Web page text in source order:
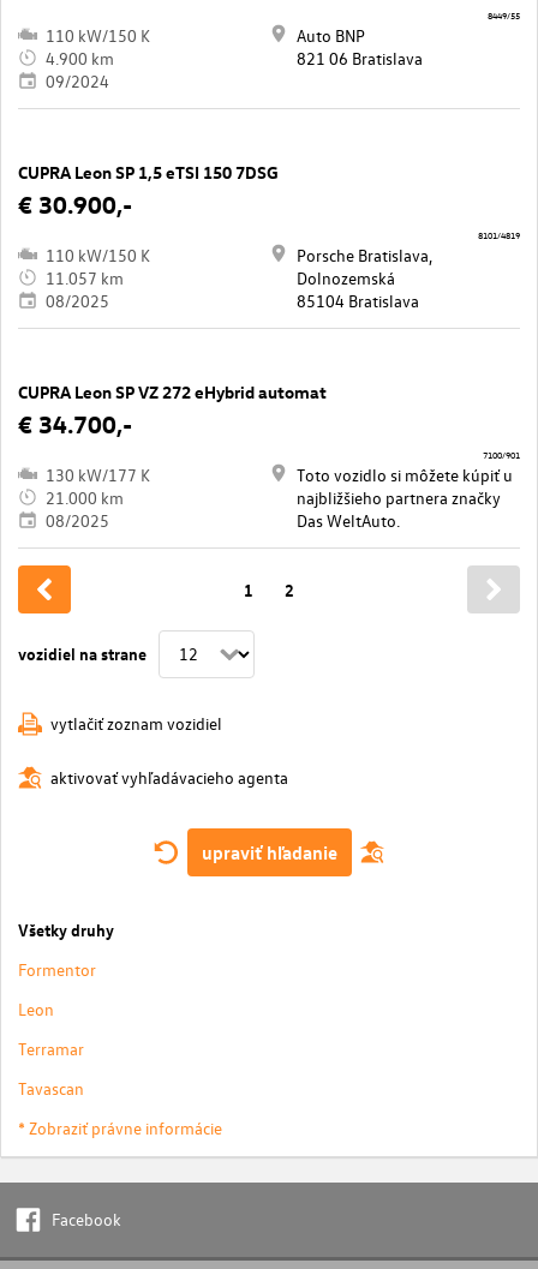
110 kW/150 K
4.900 km
09/2024
Auto BNP
821 06 Bratislava
8449/55
CUPRA Leon SP 1,5 eTSI 150 7DSG
€ 30.900,-
110 kW/150 K
11.057 km
08/2025
Porsche Bratislava,
Dolnozemská
85104 Bratislava
8101/4819
CUPRA Leon SP VZ 272 eHybrid automat
€ 34.700,-
130 kW/177 K
21.000 km
08/2025
Toto vozidlo si môžete kúpiť u
najbližšieho partnera značky
Das WeltAuto.
7100/901
vozidiel na strane
1 2
vytlačiť zoznam vozidiel
aktivovať vyhľadávacieho agenta
upraviť hľadanie
Všetky druhy
Formentor
Leon
Terramar
Tavascan
* Zobraziť právne informácie
Facebook